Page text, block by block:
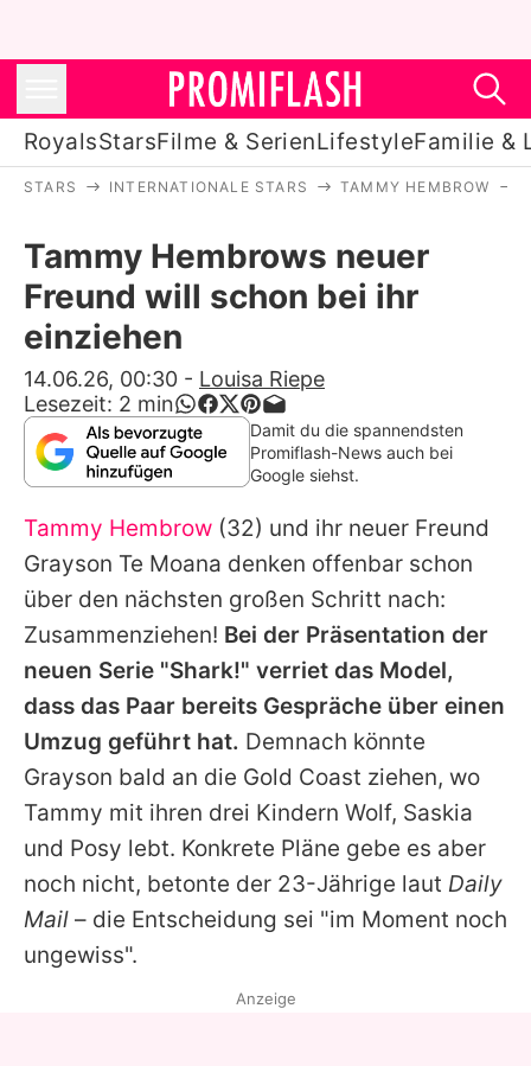
RoyalsStarsFilme & SerienLifestyleFamilie &
Stars
Filme & Serien
Lifestyle
Familie & Liebe
Promiflash Exklusiv
Alle Themen auf Promiflash
Jobs
App runterladen
Team
Redaktionelle Richtlinien
Impressum
Datenschutzerklärung
Nutzungsbedingungen
STARS INTERNATIONALE STARS TAMMY HEMBROW
Tammy Hembrows neuer
Freund will schon bei ihr
einziehen
14.06.26, 00:30 - Louisa Riepe
Lesezeit: 2 min
Damit du die spannendsten
Promiflash-News auch bei
Google siehst.
Tammy Hembrow (32) und ihr neuer Freund
Grayson Te Moana denken offenbar schon
über den nächsten großen Schritt nach:
Zusammenziehen! Bei der Präsentation der
neuen Serie "Shark!" verriet das Model,
dass das Paar bereits Gespräche über einen
Umzug geführt hat. Demnach könnte
Grayson bald an die Gold Coast ziehen, wo
Tammy mit ihren drei Kindern Wolf, Saskia
und Posy lebt. Konkrete Pläne gebe es aber
noch nicht, betonte der 23-Jährige laut Daily
Mail – die Entscheidung sei "im Moment noch
ungewiss".
Anzeige